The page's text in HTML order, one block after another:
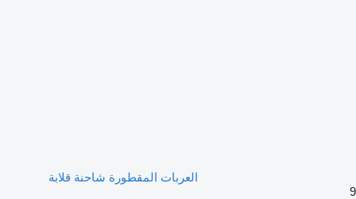
العربات المقطورة شاحنة قلابة
9